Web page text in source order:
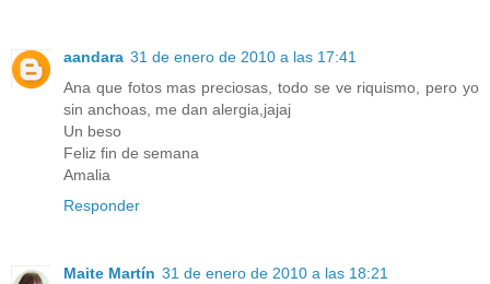
aandara 31 de enero de 2010 a las 17:41
Ana que fotos mas preciosas, todo se ve riquismo, pero yo
sin anchoas, me dan alergia,jajaj
Un beso
Feliz fin de semana
Amalia
Responder
Maite Martín 31 de enero de 2010 a las 18:21